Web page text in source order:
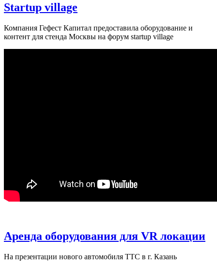
Startup village
Компания Гефест Капитал предоставила оборудование и
контент для стенда Москвы на форум startup village
Аренда оборудования для VR локации
На презентации нового автомобиля ТТС в г. Казань